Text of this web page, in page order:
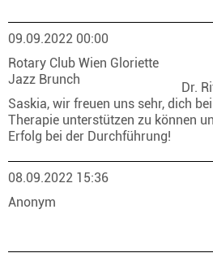
09.09.2022 00:00
Rotary Club Wien Gloriette
Jazz Brunch
Dr.
Saskia, wir freuen uns sehr, dich
Therapie unterstützen zu können
Erfolg bei der Durchführung!
08.09.2022 15:36
Anonym